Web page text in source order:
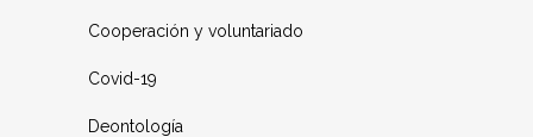
Cooperación y voluntariado
Covid-19
Deontología